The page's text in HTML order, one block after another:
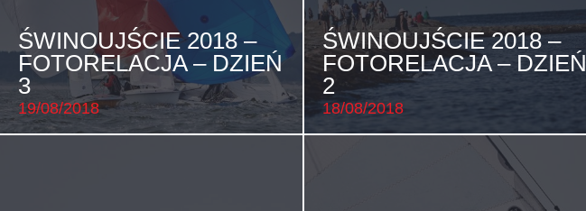
ŚWINOUJŚCIE 2018 –
FOTORELACJA – DZIEŃ
3
19/08/2018
ŚWINOUJŚCIE 2018 –
FOTORELACJA – DZIEŃ
2
18/08/2018